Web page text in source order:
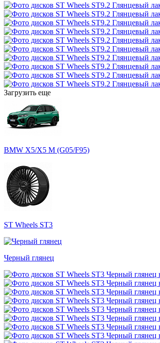
Загрузить еще
BMW X5/X5 M (G05/F95)
ST Wheels ST3
Черный глянец